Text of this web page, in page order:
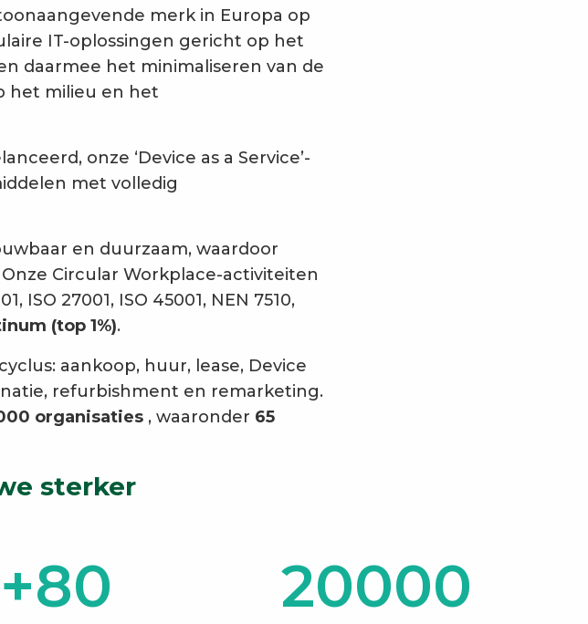
merk in Europa op
IT-oplossingen gericht op het
daarmee het minimaliseren van de
het milieu en het
onze ‘Device as a Service’-
met volledig
en duurzaam, waardoor
Circular Workplace-activiteiten
ISO 27001, ISO 45001, NEN 7510,
(top 1%).
aankoop, huur, lease, Device
refurbishment en remarketing.
organisaties , waaronder 65
sterker
+80 20000